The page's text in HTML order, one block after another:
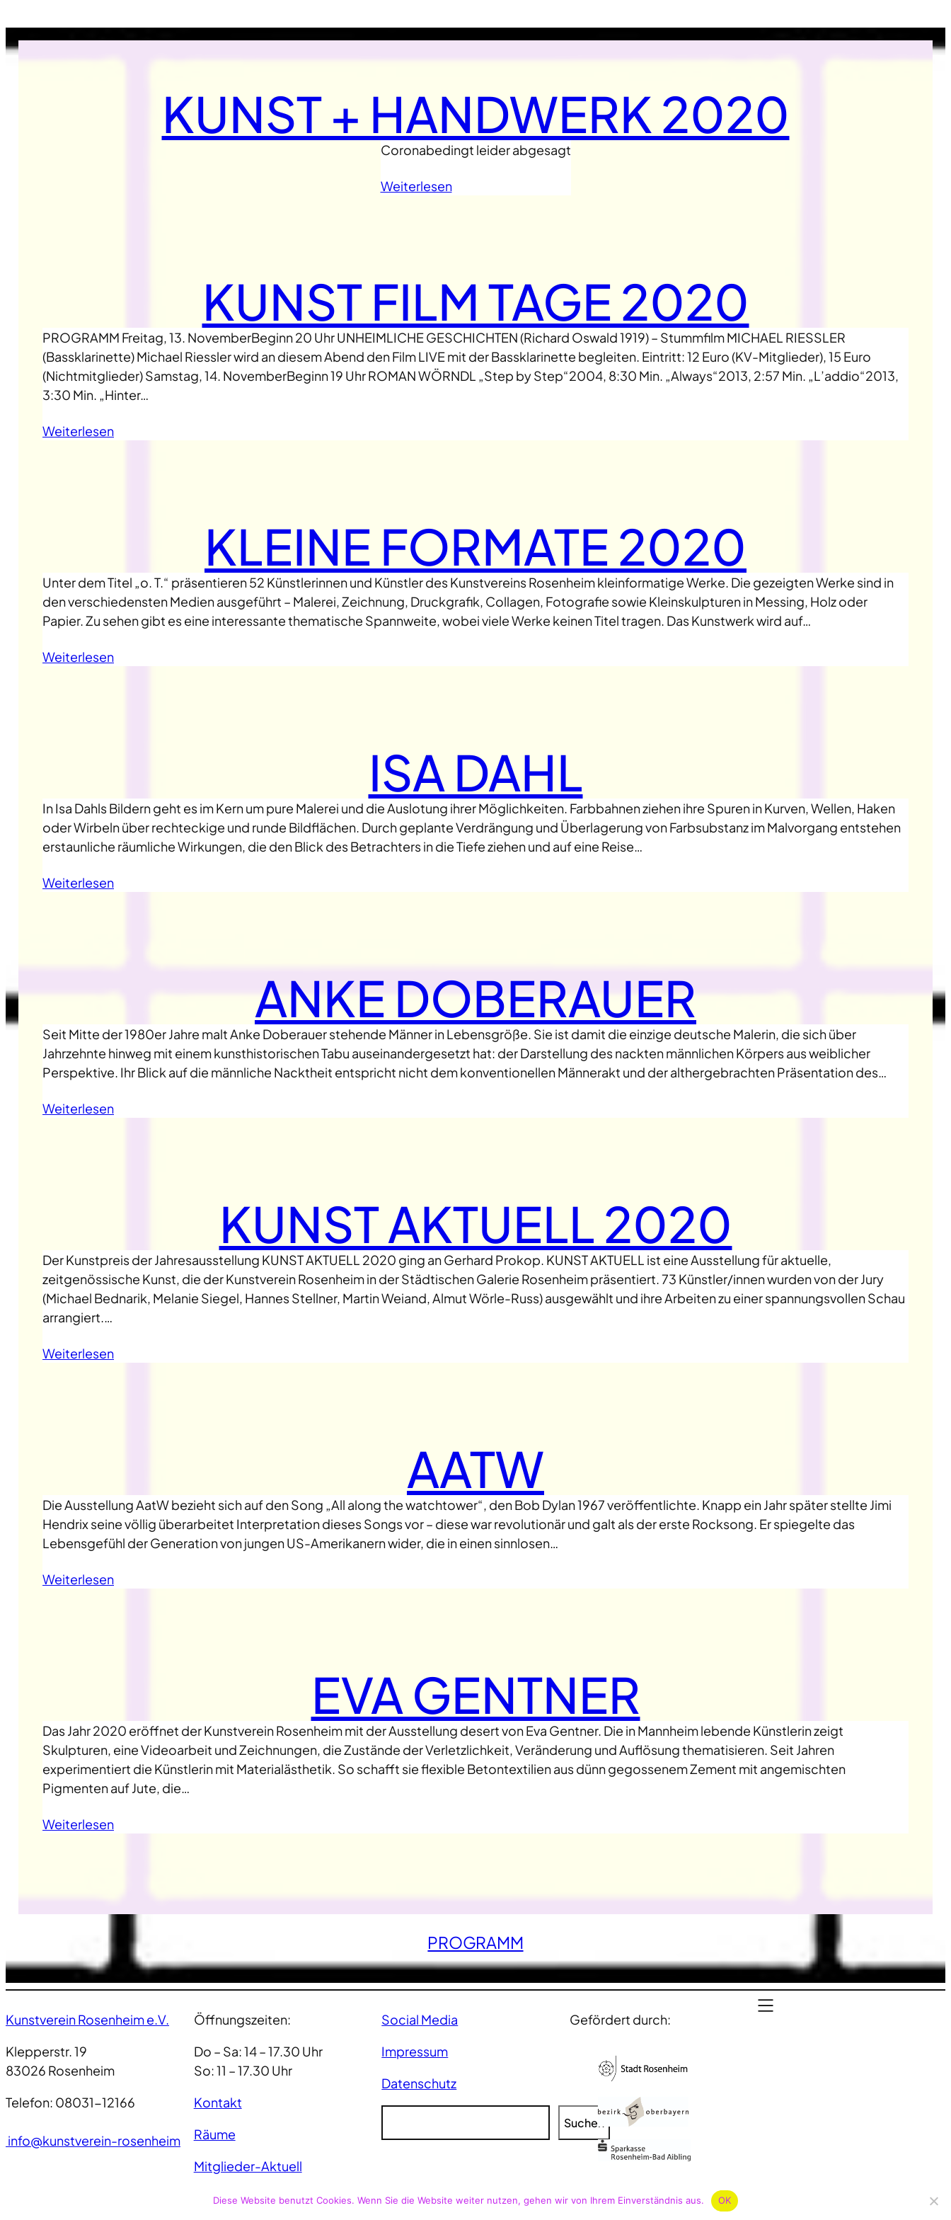
KUNST + HANDWERK 2020
Coronabedingt leider abgesagt
Weiterlesen
KUNST FILM TAGE 2020
PROGRAMM Freitag, 13. NovemberBeginn 20 Uhr UNHEIMLICHE GESCHICHTEN (Richard Oswald 1919) – Stummfilm MICHAEL RIESSLER
(Bassklarinette) Michael Riessler wird an diesem Abend den Film LIVE mit der Bassklarinette begleiten. Eintritt: 12 Euro (KV-Mitglieder), 15 Euro
(Nichtmitglieder) Samstag, 14. NovemberBeginn 19 Uhr ROMAN WÖRNDL „Step by Step“2004, 8:30 Min. „Always“2013, 2:57 Min. „L’addio“2013,
3:30 Min. „Hinter…
Weiterlesen
KLEINE FORMATE 2020
Unter dem Titel „o. T.“ präsentieren 52 Künstlerinnen und Künstler des Kunstvereins Rosenheim kleinformatige Werke. Die gezeigten Werke sind in
den verschiedensten Medien ausgeführt – Malerei, Zeichnung, Druckgrafik, Collagen, Fotografie sowie Kleinskulpturen in Messing, Holz oder
Papier. Zu sehen gibt es eine interessante thematische Spannweite, wobei viele Werke keinen Titel tragen. Das Kunstwerk wird auf…
Weiterlesen
ISA DAHL
In Isa Dahls Bildern geht es im Kern um pure Malerei und die Auslotung ihrer Möglichkeiten. Farbbahnen ziehen ihre Spuren in Kurven, Wellen, Haken
oder Wirbeln über rechteckige und runde Bildflächen. Durch geplante Verdrängung und Überlagerung von Farbsubstanz im Malvorgang entstehen
erstaunliche räumliche Wirkungen, die den Blick des Betrachters in die Tiefe ziehen und auf eine Reise…
Weiterlesen
ANKE DOBERAUER
Seit Mitte der 1980er Jahre malt Anke Doberauer stehende Männer in Lebensgröße. Sie ist damit die einzige deutsche Malerin, die sich über
Jahrzehnte hinweg mit einem kunsthistorischen Tabu auseinandergesetzt hat: der Darstellung des nackten männlichen Körpers aus weiblicher
Perspektive. Ihr Blick auf die männliche Nacktheit entspricht nicht dem konventionellen Männerakt und der althergebrachten Präsentation des…
Weiterlesen
KUNST AKTUELL 2020
Der Kunstpreis der Jahresausstellung KUNST AKTUELL 2020 ging an Gerhard Prokop. KUNST AKTUELL ist eine Ausstellung für aktuelle,
zeitgenössische Kunst, die der Kunstverein Rosenheim in der Städtischen Galerie Rosenheim präsentiert. 73 Künstler/innen wurden von der Jury
(Michael Bednarik, Melanie Siegel, Hannes Stellner, Martin Weiand, Almut Wörle-Russ) ausgewählt und ihre Arbeiten zu einer spannungsvollen Schau
arrangiert.…
Weiterlesen
AATW
Die Ausstellung AatW bezieht sich auf den Song „All along the watchtower“, den Bob Dylan 1967 veröffentlichte. Knapp ein Jahr später stellte Jimi
Hendrix seine völlig überarbeitet Interpretation dieses Songs vor – diese war revolutionär und galt als der erste Rocksong. Er spiegelte das
Lebensgefühl der Generation von jungen US-Amerikanern wider, die in einen sinnlosen…
Weiterlesen
EVA GENTNER
Das Jahr 2020 eröffnet der Kunstverein Rosenheim mit der Ausstellung desert von Eva Gentner. Die in Mannheim lebende Künstlerin zeigt
Skulpturen, eine Videoarbeit und Zeichnungen, die Zustände der Verletzlichkeit, Veränderung und Auflösung thematisieren. Seit Jahren
experimentiert die Künstlerin mit Materialästhetik. So schafft sie flexible Betontextilien aus dünn gegossenem Zement mit angemischten
Pigmenten auf Jute, die…
Weiterlesen
PROGRAMM
Kunstverein Rosenheim e.V.
Klepperstr. 19
83026 Rosenheim
Telefon: 08031-12166
info@kunstverein-rosenheim
Öffnungszeiten:
Do – Sa: 14 – 17.30 Uhr
So: 11 – 17.30 Uhr
Kontakt
Räume
Mitglieder-Aktuell
Social Media
Impressum
Datenschutz
n
Suchen
Gefördert durch:
Diese Website benutzt Cookies. Wenn Sie die Website weiter nutzen, gehen wir von Ihrem Einverständnis aus. OK